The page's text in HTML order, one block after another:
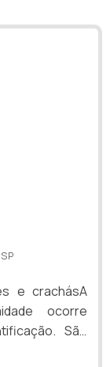
e crachásA
ocorre
São